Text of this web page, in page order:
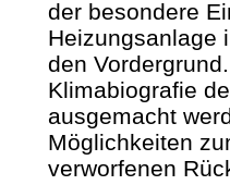
der besondere
Heizungsanlage
den
Klimabiografie
ausgemacht
Möglichkeiten
verworfenen